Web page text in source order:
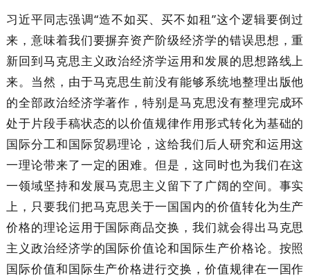
习近平同志强调“造不如买、买不如租”这个逻辑要倒过
来，意味着我们要摒弃资产阶级经济学的错误思想，重
新回到马克思主义政治经济学运用和发展的思想路线上
来。当然，由于马克思生前没有能够系统地整理出版他
的全部政治经济学著作，特别是马克思没有整理完成环
处于片段手稿状态的以价值规律作用形式转化为基础的
国际分工和国际贸易理论，这给我们后人研究和运用这
一理论带来了一定的困难。但是，这同时也为我们在这
一领域坚持和发展马克思主义留下了广阔的空间。事实
上，只要我们把马克思关于一国国内的价值转化为生产
价格的理论运用于国际商品交换，我们就会得出马克思
主义政治经济学的国际价值论和国际生产价格论。按照
国际价值和国际生产价格进行交换，价值规律在一国作